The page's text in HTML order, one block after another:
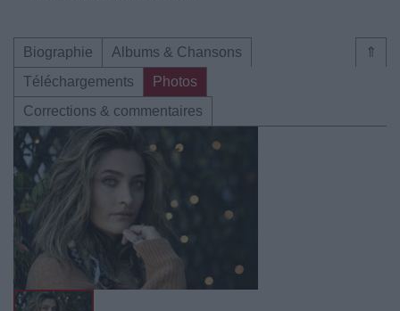
⇑
Biographie
Albums & Chansons
Téléchargements
Photos
Corrections & commentaires